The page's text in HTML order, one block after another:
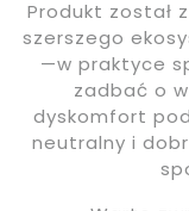
Produkt został
szerszego
—w praktyce
zadbać o
dyskomfort
neutralny i